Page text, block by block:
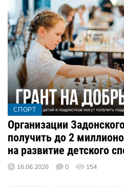
СПОРТ
Организации
получить до 2
на развитие детского
16.06.2026 0 154